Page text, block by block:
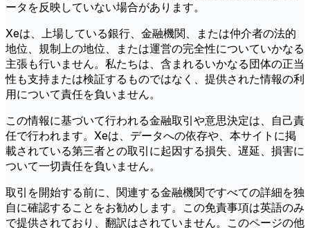
ータを反映していない場合があります。
Xeは、上場している銀行、金融機関、または仲介者の法的
地位、規制上の地位、または運営の完全性についていかなる
主張も行いません。私たちは、含まれるいかなる団体の正当
性も支持または検証するものではなく、提供された情報の利
用について責任を負いません。
この情報に基づいて行われる金融取引や意思決定は、自己責
任で行われます。Xeは、データへの依存や、本サイトに掲
載されている第三者との取引に起因する損失、遅延、損害に
ついて一切責任を負いません。
取引を開始する前に、関連する金融機関ですべての詳細を独
自に確認することをお勧めします。この免責事項は英語のみ
で提供されており、翻訳はされていません。このページの他